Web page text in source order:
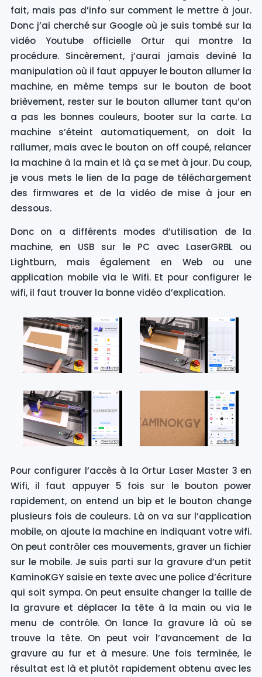
fait, mais pas d’info sur comment le mettre à jour.
Donc j’ai cherché sur Google où je suis tombé sur la
vidéo Youtube officielle Ortur qui montre la
procédure. Sincèrement, j’aurai jamais deviné la
manipulation où il faut appuyer le bouton allumer la
machine, en même temps sur le bouton de boot
brièvement, rester sur le bouton allumer tant qu’on
a pas les bonnes couleurs, booter sur la carte. La
machine s’éteint automatiquement, on doit la
rallumer, mais avec le bouton on off coupé, relancer
la machine à la main et là ça se met à jour. Du coup,
je vous mets le lien de la page de téléchargement
des firmwares et de la vidéo de mise à jour en
dessous.
Donc on a différents modes d’utilisation de la
machine, en USB sur le PC avec LaserGRBL ou
Lightburn, mais également en Web ou une
application mobile via le Wifi. Et pour configurer le
wifi, il faut trouver la bonne vidéo d’explication.
Pour configurer l’accès à la Ortur Laser Master 3 en
Wifi, il faut appuyer 5 fois sur le bouton power
rapidement, on entend un bip et le bouton change
plusieurs fois de couleurs. Là on va sur l’application
mobile, on ajoute la machine en indiquant votre wifi.
On peut contrôler ces mouvements, graver un fichier
sur le mobile. Je suis parti sur la gravure d’un petit
KaminoKGY saisie en texte avec une police d’écriture
qui soit sympa. On peut ensuite changer la taille de
la gravure et déplacer la tête à la main ou via le
menu de contrôle. On lance la gravure là où se
trouve la tête. On peut voir l’avancement de la
gravure au fur et à mesure. Une fois terminée, le
résultat est là et plutôt rapidement obtenu avec les